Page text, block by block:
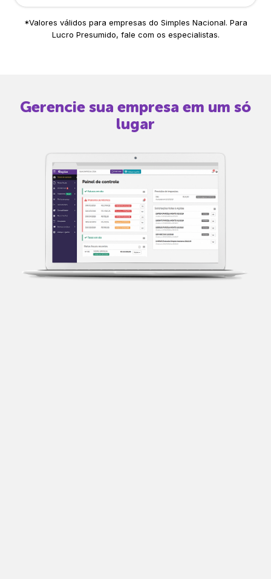
*Valores válidos para empresas do Simples Nacional. Para
Lucro Presumido, fale com os especialistas.
Gerencie sua empresa em um só
lugar